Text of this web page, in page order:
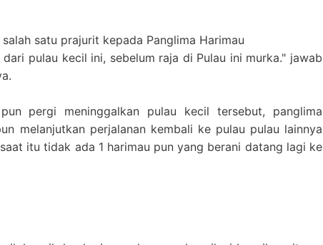
satu prajurit kepada Panglima Harimau
pulau kecil ini, sebelum raja di Pulau ini murka." jawab
pergi meninggalkan pulau kecil tersebut, panglima
melanjutkan perjalanan kembali ke pulau pulau lainnya
itu tidak ada 1 harimau pun yang berani datang lagi ke